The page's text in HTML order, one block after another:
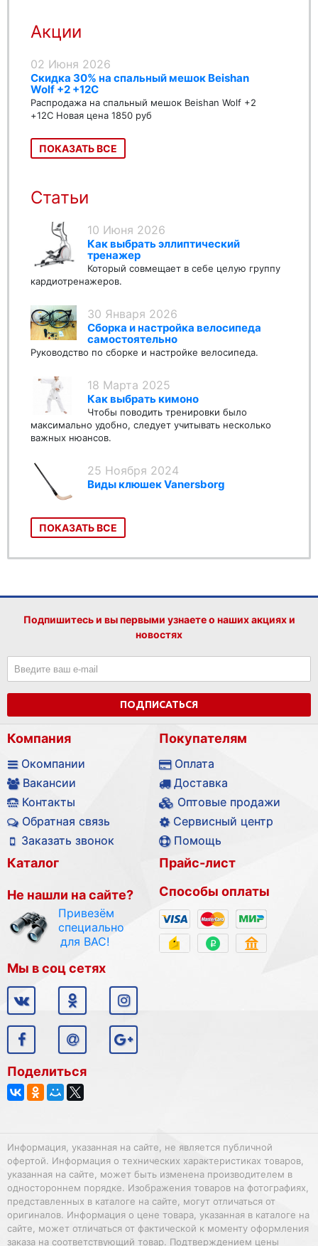
Акции
02 Июня 2026
Скидка 30% на спальный мешок Beishan
Wolf +2 +12C
Распродажа на спальный мешок Beishan Wolf +2
+12C Новая цена 1850 руб
ПОКАЗАТЬ ВСЕ
Статьи
10 Июня 2026
Как выбрать эллиптический
тренажер
Который совмещает в себе целую группу
кардиотренажеров.
30 Января 2026
Сборка и настройка велосипеда
самостоятельно
Руководство по сборке и настройке велосипеда.
18 Марта 2025
Как выбрать кимоно
Чтобы поводить тренировки было
максимально удобно, следует учитывать несколько
важных нюансов.
25 Ноября 2024
Виды клюшек Vanersborg
ПОКАЗАТЬ ВСЕ
Подпишитесь и вы первыми узнаете о наших акциях и
новостях
ПОДПИСАТЬСЯ
Компания
Окомпании
Вакансии
Контакты
Обратная связь
Заказать звонок
Покупателям
Оплата
Доставка
Оптовые продажи
Сервисный центр
Помощь
Каталог
Не нашли на сайте?
Привезём
специально
для ВАС!
Прайс-лист
Способы оплаты
Мы в соц сетях
Поделиться
Информация, указанная на сайте, не является публичной
офертой. Информация о технических характеристиках товаров,
указанная на сайте, может быть изменена производителем в
одностороннем порядке. Изображения товаров на фотографиях,
представленных в каталоге на сайте, могут отличаться от
оригиналов. Информация о цене товара, указанная в каталоге на
сайте, может отличаться от фактической к моменту оформления
заказа на соответствующий товар. Подтверждением цены